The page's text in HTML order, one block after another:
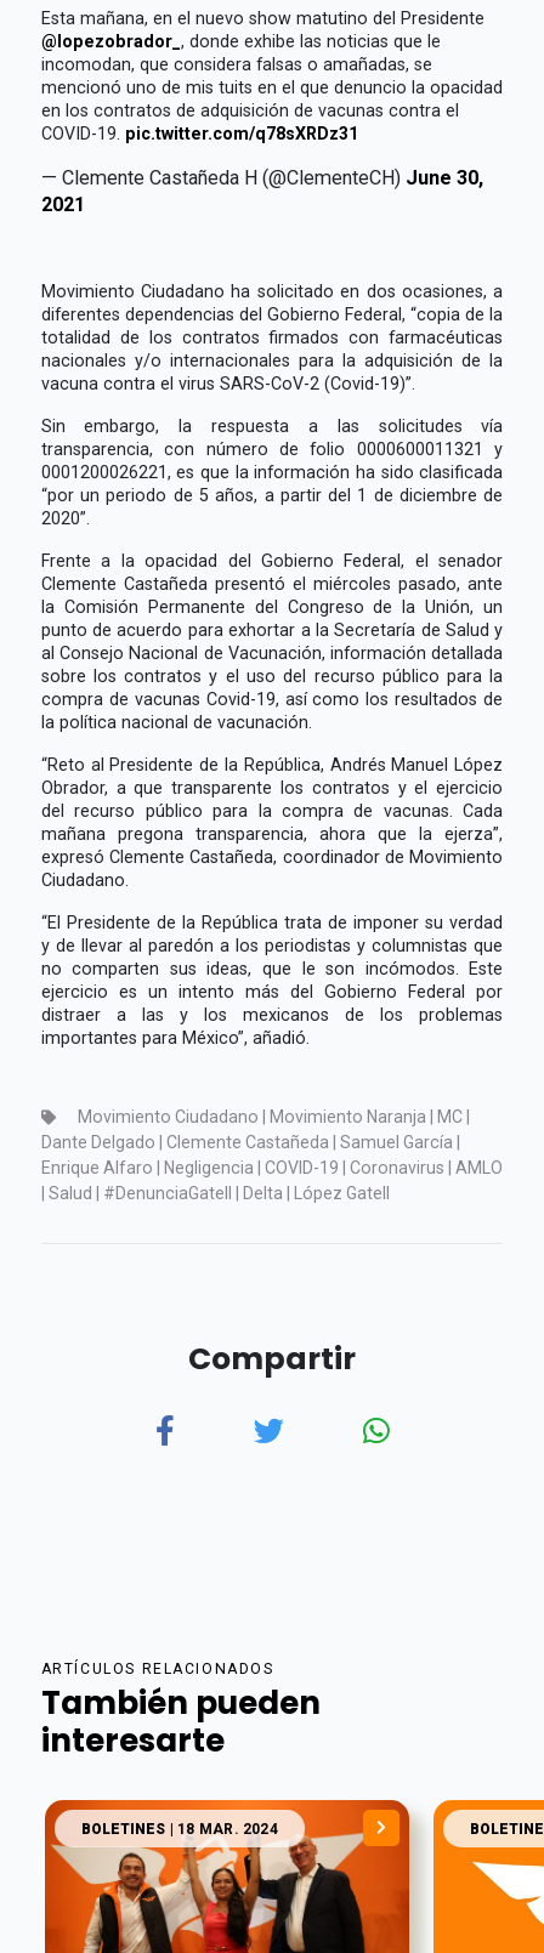
Esta mañana, en el nuevo show matutino del Presidente
@lopezobrador_ , donde exhibe las noticias que le
incomodan, que considera falsas o amañadas, se
mencionó uno de mis tuits en el que denuncio la opacidad
en los contratos de adquisición de vacunas contra el
COVID-19. pic.twitter.com/q78sXRDz31
— Clemente Castañeda H (@ClementeCH) June 30,
2021
Movimiento Ciudadano ha solicitado en dos ocasiones, a
diferentes dependencias del Gobierno Federal, “copia de la
totalidad de los contratos firmados con farmacéuticas
nacionales y/o internacionales para la adquisición de la
vacuna contra el virus SARS-CoV-2 (Covid-19)”.
Sin embargo, la respuesta a las solicitudes vía
transparencia, con número de folio 0000600011321 y
0001200026221, es que la información ha sido clasificada
“por un periodo de 5 años, a partir del 1 de diciembre de
2020”.
Frente a la opacidad del Gobierno Federal, el senador
Clemente Castañeda presentó el miércoles pasado, ante
la Comisión Permanente del Congreso de la Unión, un
punto de acuerdo para exhortar a la Secretaría de Salud y
al Consejo Nacional de Vacunación, información detallada
sobre los contratos y el uso del recurso público para la
compra de vacunas Covid-19, así como los resultados de
la política nacional de vacunación.
“Reto al Presidente de la República, Andrés Manuel López
Obrador, a que transparente los contratos y el ejercicio
del recurso público para la compra de vacunas. Cada
mañana pregona transparencia, ahora que la ejerza”,
expresó Clemente Castañeda, coordinador de Movimiento
Ciudadano.
“El Presidente de la República trata de imponer su verdad
y de llevar al paredón a los periodistas y columnistas que
no comparten sus ideas, que le son incómodos. Este
ejercicio es un intento más del Gobierno Federal por
distraer a las y los mexicanos de los problemas
importantes para México”, añadió.
Movimiento Ciudadano | Movimiento Naranja | MC |
Dante Delgado | Clemente Castañeda | Samuel García |
Enrique Alfaro | Negligencia | COVID-19 | Coronavirus | AMLO
| Salud | #DenunciaGatell | Delta | López Gatell
Compartir
ARTÍCULOS RELACIONADOS
También pueden
interesarte
BOLETINES | 18 MAR. 2024